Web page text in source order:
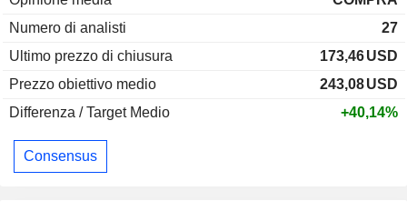
Numero di analisti
27
Ultimo prezzo di chiusura
173,46USD
Prezzo obiettivo medio
243,08USD
Differenza / Target Medio
+40,14%
Consensus